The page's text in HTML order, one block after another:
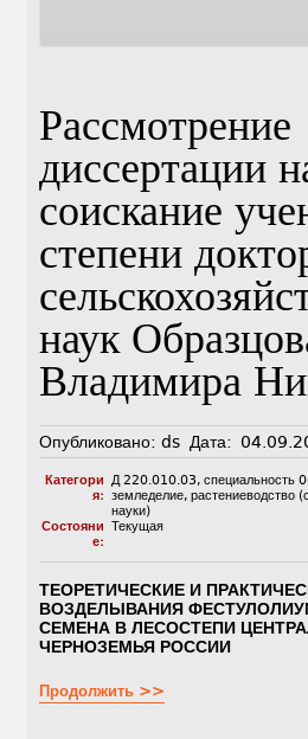
Рассмотрение
диссертации
соискание
степени
наук
Владимира
Опубликовано: ds Дата:
Категори
я:
Д 220.010.03, специальность
земледелие, растениеводство
науки)
Состояни
е:
Текущая
ТЕОРЕТИЧЕСКИЕ И
ВОЗДЕЛЫВАНИЯ
СЕМЕНА В ЛЕСОСТЕПИ
ЧЕРНОЗЕМЬЯ РОССИИ
Продолжить >>